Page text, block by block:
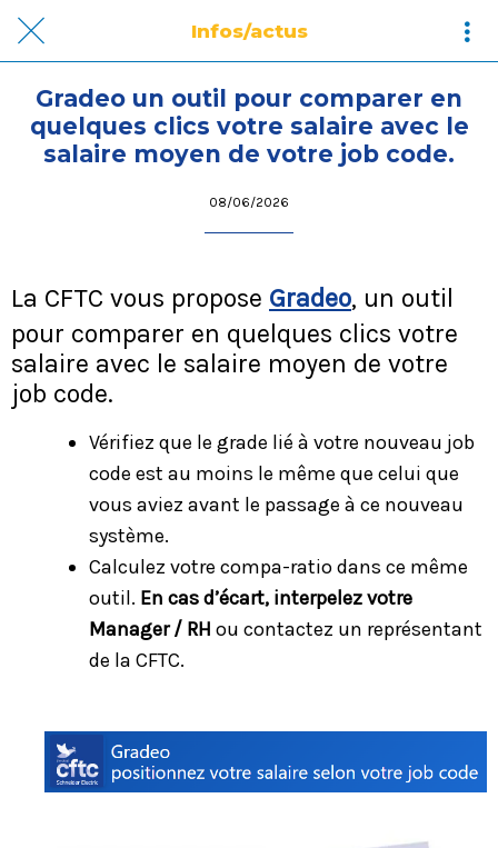
Infos/actus
Gradeo un outil pour comparer en
quelques clics votre salaire avec le
salaire moyen de votre job code.
08/06/2026
La CFTC vous propose Gradeo, un outil
pour comparer en quelques clics votre
salaire avec le salaire moyen de votre
job code.
Vérifiez que le grade lié à votre nouveau job
code est au moins le même que celui que
vous aviez avant le passage à ce nouveau
système.
Calculez votre compa-ratio dans ce même
outil. En cas d’écart, interpelez votre
Manager / RH ou contactez un représentant
de la CFTC.